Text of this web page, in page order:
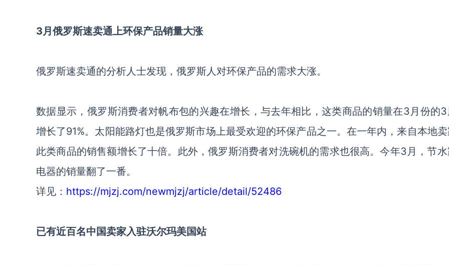
3月俄罗斯速卖通上环保产品销量大涨
俄罗斯速卖通的分析人士发现，俄罗斯人对环保产品的需求大涨。
数据显示，俄罗斯消费者对帆布包的兴趣在增长，与去年相比，这类商品的销量在3月份的3
增长了91%。太阳能路灯也是俄罗斯市场上最受欢迎的环保产品之一。在一年内，来自本地
此类商品的销售额增长了十倍。此外，俄罗斯消费者对洗碗机的需求也很高。今年3月，节水
电器的销量翻了一番。
详见： https://mjzj.com/newmjzj/article/detail/52486
已有近百名中国卖家入驻沃尔玛美国站